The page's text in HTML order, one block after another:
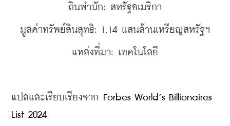
ถิ่นพำนัก: สหรัฐอเมริกา
มูลค่าทรัพย์สินสุทธิ: 1.14 แสนล้านเหรียญสหรัฐฯ
แหล่งที่มา: เทคโนโลยี
แปลและเรียบเรียงจาก Forbes World’s Billionaires
List 2024